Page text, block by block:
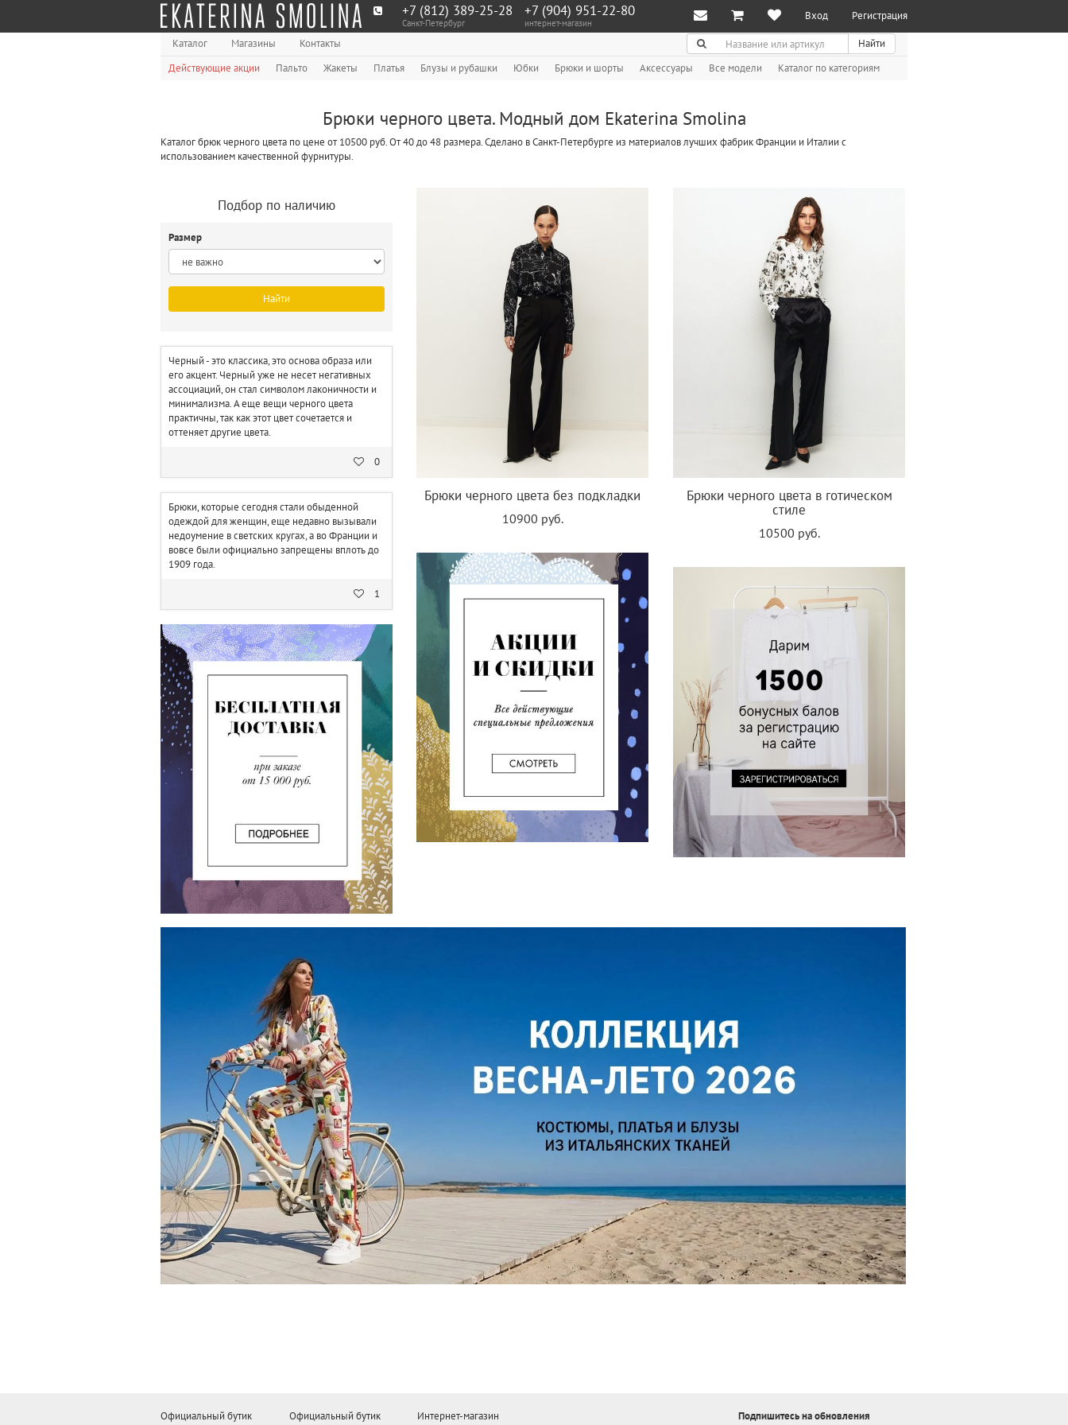
+7 (812) 389-25-28
Санкт-Петербург
+7 (904) 951‑22‑80
интернет-магазин
Вход Регистрация
Каталог Магазины Контакты Поиск
Найти
Действующие акции
Пальто Жакеты Платья Блузы и рубашки Юбки Брюки и шорты Аксессуары Все модели Каталог по категориям
Брюки черного цвета. Модный дом Ekaterina Smolina
Каталог брюк черного цвета по цене от 10500 руб. От 40 до 48 размера. Сделано в Санкт-Петербурге из материалов лучших фабрик Франции и Италии с
использованием качественной фурнитуры.
Подбор по наличию
Размер
Брюки черного цвета без подкладки
10900 руб.
Брюки черного цвета в готическом
стиле
10500 руб.
Черный - это классика, это основа образа или
его акцент. Черный уже не несет негативных
ассоциаций, он стал символом лаконичности и
минимализма. А еще вещи черного цвета
практичны, так как этот цвет сочетается и
оттеняет другие цвета.
0
Брюки, которые сегодня стали обыденной
одеждой для женщин, еще недавно вызывали
недоумение в светских кругах, а во Франции и
вовсе были официально запрещены вплоть до
1909 года.
1
Официальный бутик
Официальный бутик
Интернет-магазин
Подпишитесь на обновления